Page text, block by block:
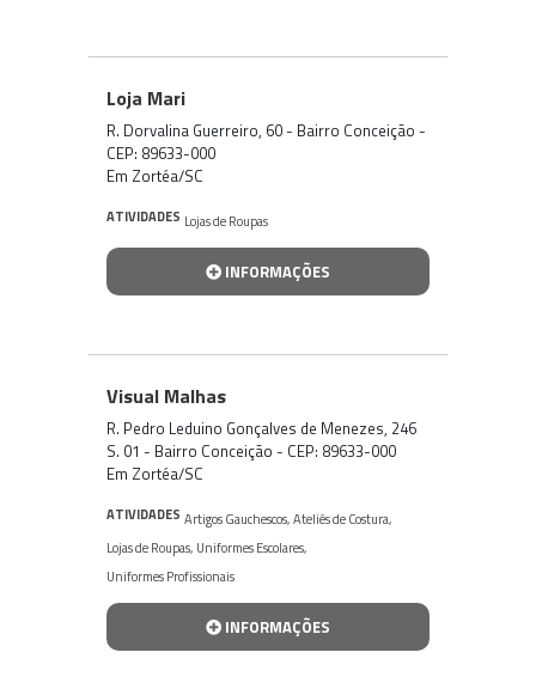
Loja Mari
R. Dorvalina Guerreiro, 60 - Bairro Conceição -
CEP: 89633-000
Em Zortéa/SC
ATIVIDADES Lojas de Roupas
INFORMAÇÕES
Visual Malhas
R. Pedro Leduino Gonçalves de Menezes, 246
S. 01 - Bairro Conceição - CEP: 89633-000
Em Zortéa/SC
ATIVIDADES Artigos Gauchescos,Ateliês de Costura,
Lojas de Roupas, Uniformes Escolares,
Uniformes Profissionais
INFORMAÇÕES